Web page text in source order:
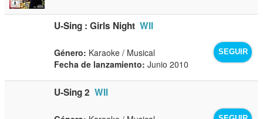
U-Sing : Girls Night WII
SEGUIR
Género: Karaoke / Musical
Fecha de lanzamiento: Junio 2010
U-Sing 2 WII